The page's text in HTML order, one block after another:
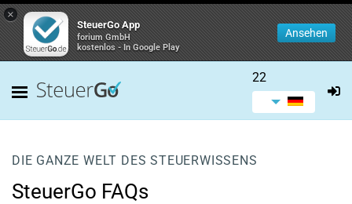
×
SteuerGo App
forium GmbH
kostenlos - In Google Play
Ansehen
22
DIE GANZE WELT DES STEUERWISSENS
SteuerGo FAQs